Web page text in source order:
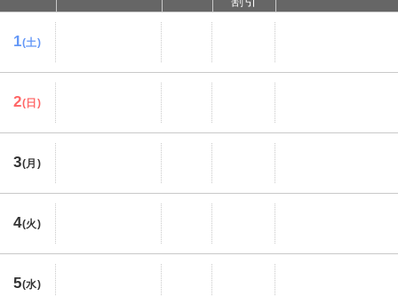
1(土)
2(日)
3(月)
4(火)
5(水)